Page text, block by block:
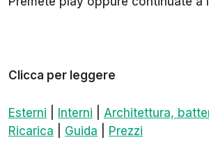
Clicca per leggere
Esterni Interni Architettura,
Ricarica
Guida Prezzi